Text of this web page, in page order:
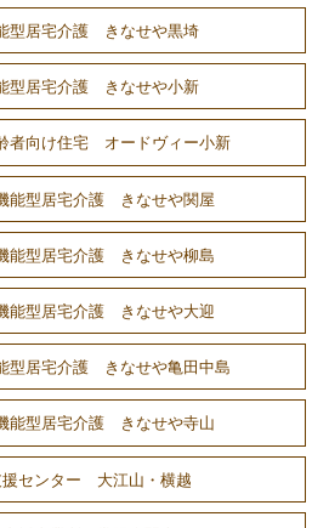
型居宅介護 きなせや黒埼
型居宅介護 きなせや小新
者向け住宅 オードヴィー小新
能型居宅介護 きなせや関屋
能型居宅介護 きなせや柳島
能型居宅介護 きなせや大迎
型居宅介護 きなせや亀田中島
能型居宅介護 きなせや寺山
援センター 大江山・横越